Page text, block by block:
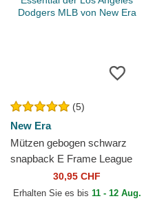
(5)
New Era
Mützen gebogen schwarz
snapback E Frame League
Essential der Los Angeles
Dodgers MLB von New Era
30,95 CHF
Erhalten Sie es bis 11 - 12 Aug.